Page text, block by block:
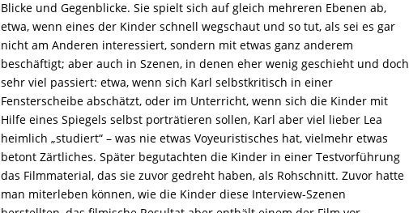
Blicke und Gegenblicke. Sie spielt sich auf gleich mehreren Ebenen ab,
etwa, wenn eines der Kinder schnell wegschaut und so tut, als sei es gar
nicht am Anderen interessiert, sondern mit etwas ganz anderem
beschäftigt; aber auch in Szenen, in denen eher wenig geschieht und doch
sehr viel passiert: etwa, wenn sich Karl selbstkritisch in einer
Fensterscheibe abschätzt, oder im Unterricht, wenn sich die Kinder mit
Hilfe eines Spiegels selbst porträtieren sollen, Karl aber viel lieber Lea
heimlich „studiert“ – was nie etwas Voyeuristisches hat, vielmehr etwas
betont Zärtliches. Später begutachten die Kinder in einer Testvorführung
das Filmmaterial, das sie zuvor gedreht haben, als Rohschnitt. Zuvor hatte
man miterleben können, wie die Kinder diese Interview-Szenen